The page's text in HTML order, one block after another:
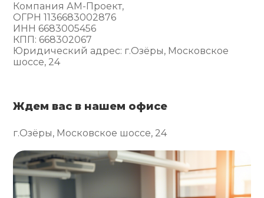
Компания АМ-Проект,
ОГРН 1136683002876
ИНН 6683005456
КПП: 668302067
Юридический адрес: г.Озёры, Московское
шоссе, 24
Ждем вас в нашем офисе
г.Озёры, Московское шоссе, 24